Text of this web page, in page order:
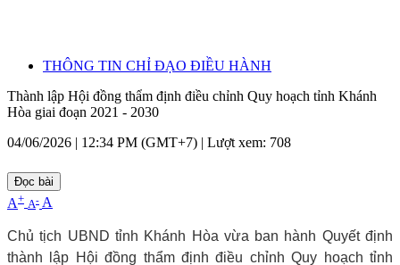
THÔNG TIN CHỈ ĐẠO ĐIỀU HÀNH
Thành lập Hội đồng thẩm định điều chỉnh Quy hoạch tỉnh Khánh
Hòa giai đoạn 2021 - 2030
04/06/2026 | 12:34 PM (GMT+7) | Lượt xem: 708
Đọc bài
A+ A- A
Chủ tịch UBND tỉnh Khánh Hòa vừa ban hành Quyết định
thành lập Hội đồng thẩm định điều chỉnh Quy hoạch tỉnh